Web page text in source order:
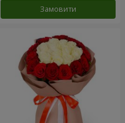
Замовити